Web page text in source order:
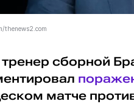
thenews2.com
сборной
матче